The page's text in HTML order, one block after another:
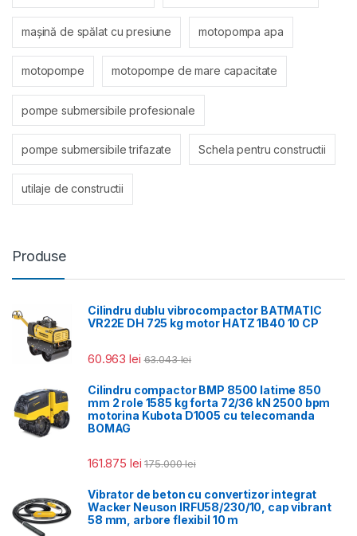
mașină de spălat cu presiune motopompa apa
motopompe motopompe de mare capacitate
pompe submersibile profesionale
pompe submersibile trifazate Schela pentru constructii
utilaje de constructii
Produse
Cilindru dublu vibrocompactor BATMATIC
VR22E DH 725 kg motor HATZ 1B40 10 CP
60.963lei 63.043lei
Cilindru compactor BMP 8500 latime 850
mm 2 role 1585 kg forta 72/36 kN 2500 bpm
motorina Kubota D1005 cu telecomanda
BOMAG
161.875 lei 175.000lei
Vibrator de beton cu convertizor integrat
Wacker Neuson IRFU58/230/10, cap vibrant
58 mm, arbore flexibil 10 m